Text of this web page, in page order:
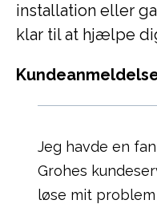
installation eller
klar til at hjælpe
Jeg havde en
Grohes
løse mit